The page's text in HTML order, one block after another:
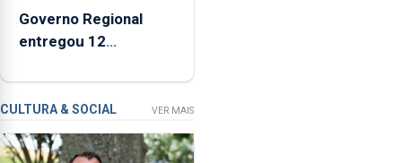
criação
financiamento
para
Governo Regional
entregou 12
freguesia da Maia
CULTURA & SOCIAL VER MAIS